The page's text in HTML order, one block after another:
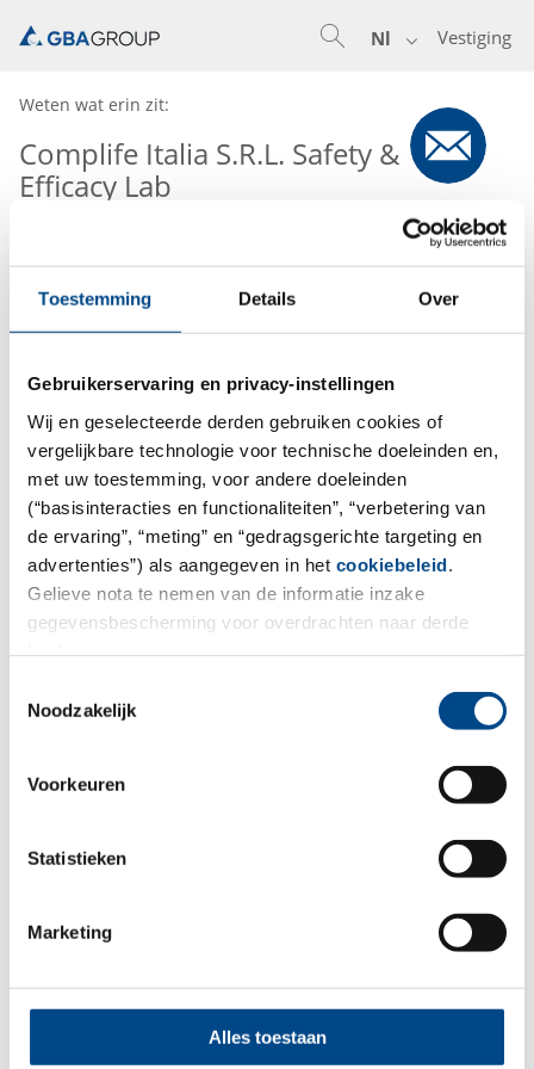
Toestemming Details Over
Gebruikerservaring en privacy-instellingen
Wij en geselecteerde derden gebruiken cookies of
vergelijkbare technologie voor technische doeleinden en,
met uw toestemming, voor andere doeleinden
(“basisinteracties en functionaliteiten”, “verbetering van
de ervaring”, “meting” en “gedragsgerichte targeting en
advertenties”) als aangegeven in het cookiebeleid
Gelieve nota te nemen van de informatie inzake
gegevensbescherming voor overdrachten naar derde
Noodzakelijk
Voorkeuren
Statistieken
Marketing
Alles toestaan
Vestiging
Nl
Weten wat erin zit:
Complife Italia S.R.L. Safety &
Efficacy Lab
Ihr Standort in Italien
Complife Italia S.R.L.
Safety & Efficacy Lab
27028 – S. Martino Siccomario (PV), Italien
Mail:info@complifegroup.com